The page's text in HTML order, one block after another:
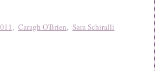
, Caragh O'Brien, Sara Schiralli